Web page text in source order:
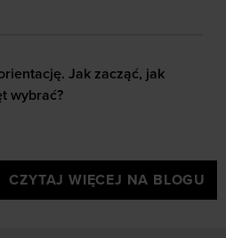
orientację. Jak zacząć, jak
Jak zacząć, jak
wybrać?
CZYTAJ WIĘCEJ NA BLOGU